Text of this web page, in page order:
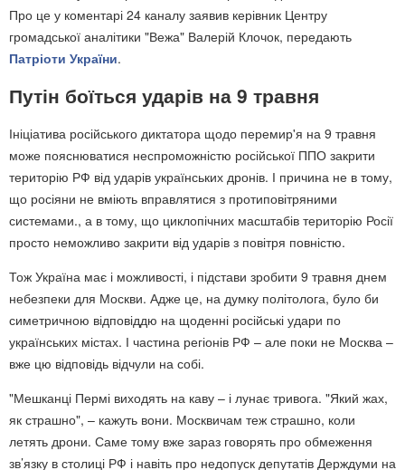
Про це у коментарі 24 каналу заявив керівник Центру
громадської аналітики "Вежа" Валерій Клочок, передають
Патріоти України.
Путін боїться ударів на 9 травня
Ініціатива російського диктатора щодо перемир'я на 9 травня
може пояснюватися неспроможністю російської ППО закрити
територію РФ від ударів українських дронів. І причина не в тому,
що росіяни не вміють вправлятися з протиповітряними
системами., а в тому, що циклопічних масштабів територію Росії
просто неможливо закрити від ударів з повітря повністю.
Тож Україна має і можливості, і підстави зробити 9 травня днем
небезпеки для Москви. Адже це, на думку політолога, було би
симетричною відповіддю на щоденні російські удари по
українських містах. І частина регіонів РФ – але поки не Москва –
вже цю відповідь відчули на собі.
"Мешканці Пермі виходять на каву – і лунає тривога. "Який жах,
як страшно", – кажуть вони. Москвичам теж страшно, коли
летять дрони. Саме тому вже зараз говорять про обмеження
зв’язку в столиці РФ і навіть про недопуск депутатів Держдуми на